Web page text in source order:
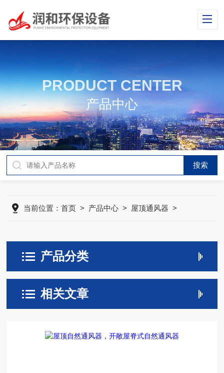
PRODUCT CENTER
产品中心
当前位置：首页 > 产品中心 > 屋顶通风器 >
产品分类
相关文章